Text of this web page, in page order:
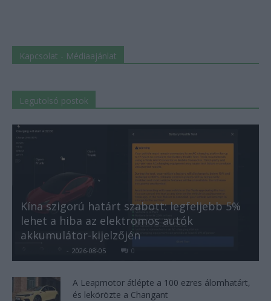
Kapcsolat - Médiaajánlat
Legutolsó postok
Kína szigorú határt szabott: legfeljebb 5%
lehet a hiba az elektromos autók
akkumulátor-kijelzőjén
- 2026-08-05 0
A Leapmotor átlépte a 100 ezres álomhatárt,
és lekörözte a Changant